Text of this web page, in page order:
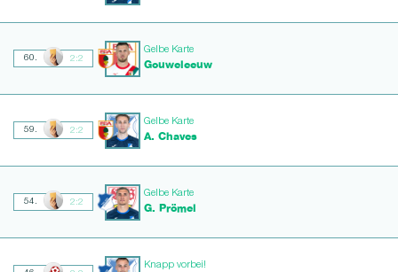
60. 2:2
Gelbe Karte
Gouweleeuw
59. 2:2
Gelbe Karte
A. Chaves
54. 2:2
Gelbe Karte
G. Prömel
Knapp vorbei!